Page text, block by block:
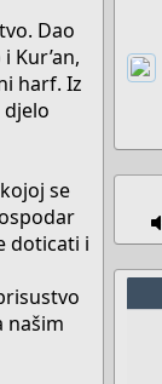
Dao
Kur’an,
harf. Iz
se
doticati i
našim